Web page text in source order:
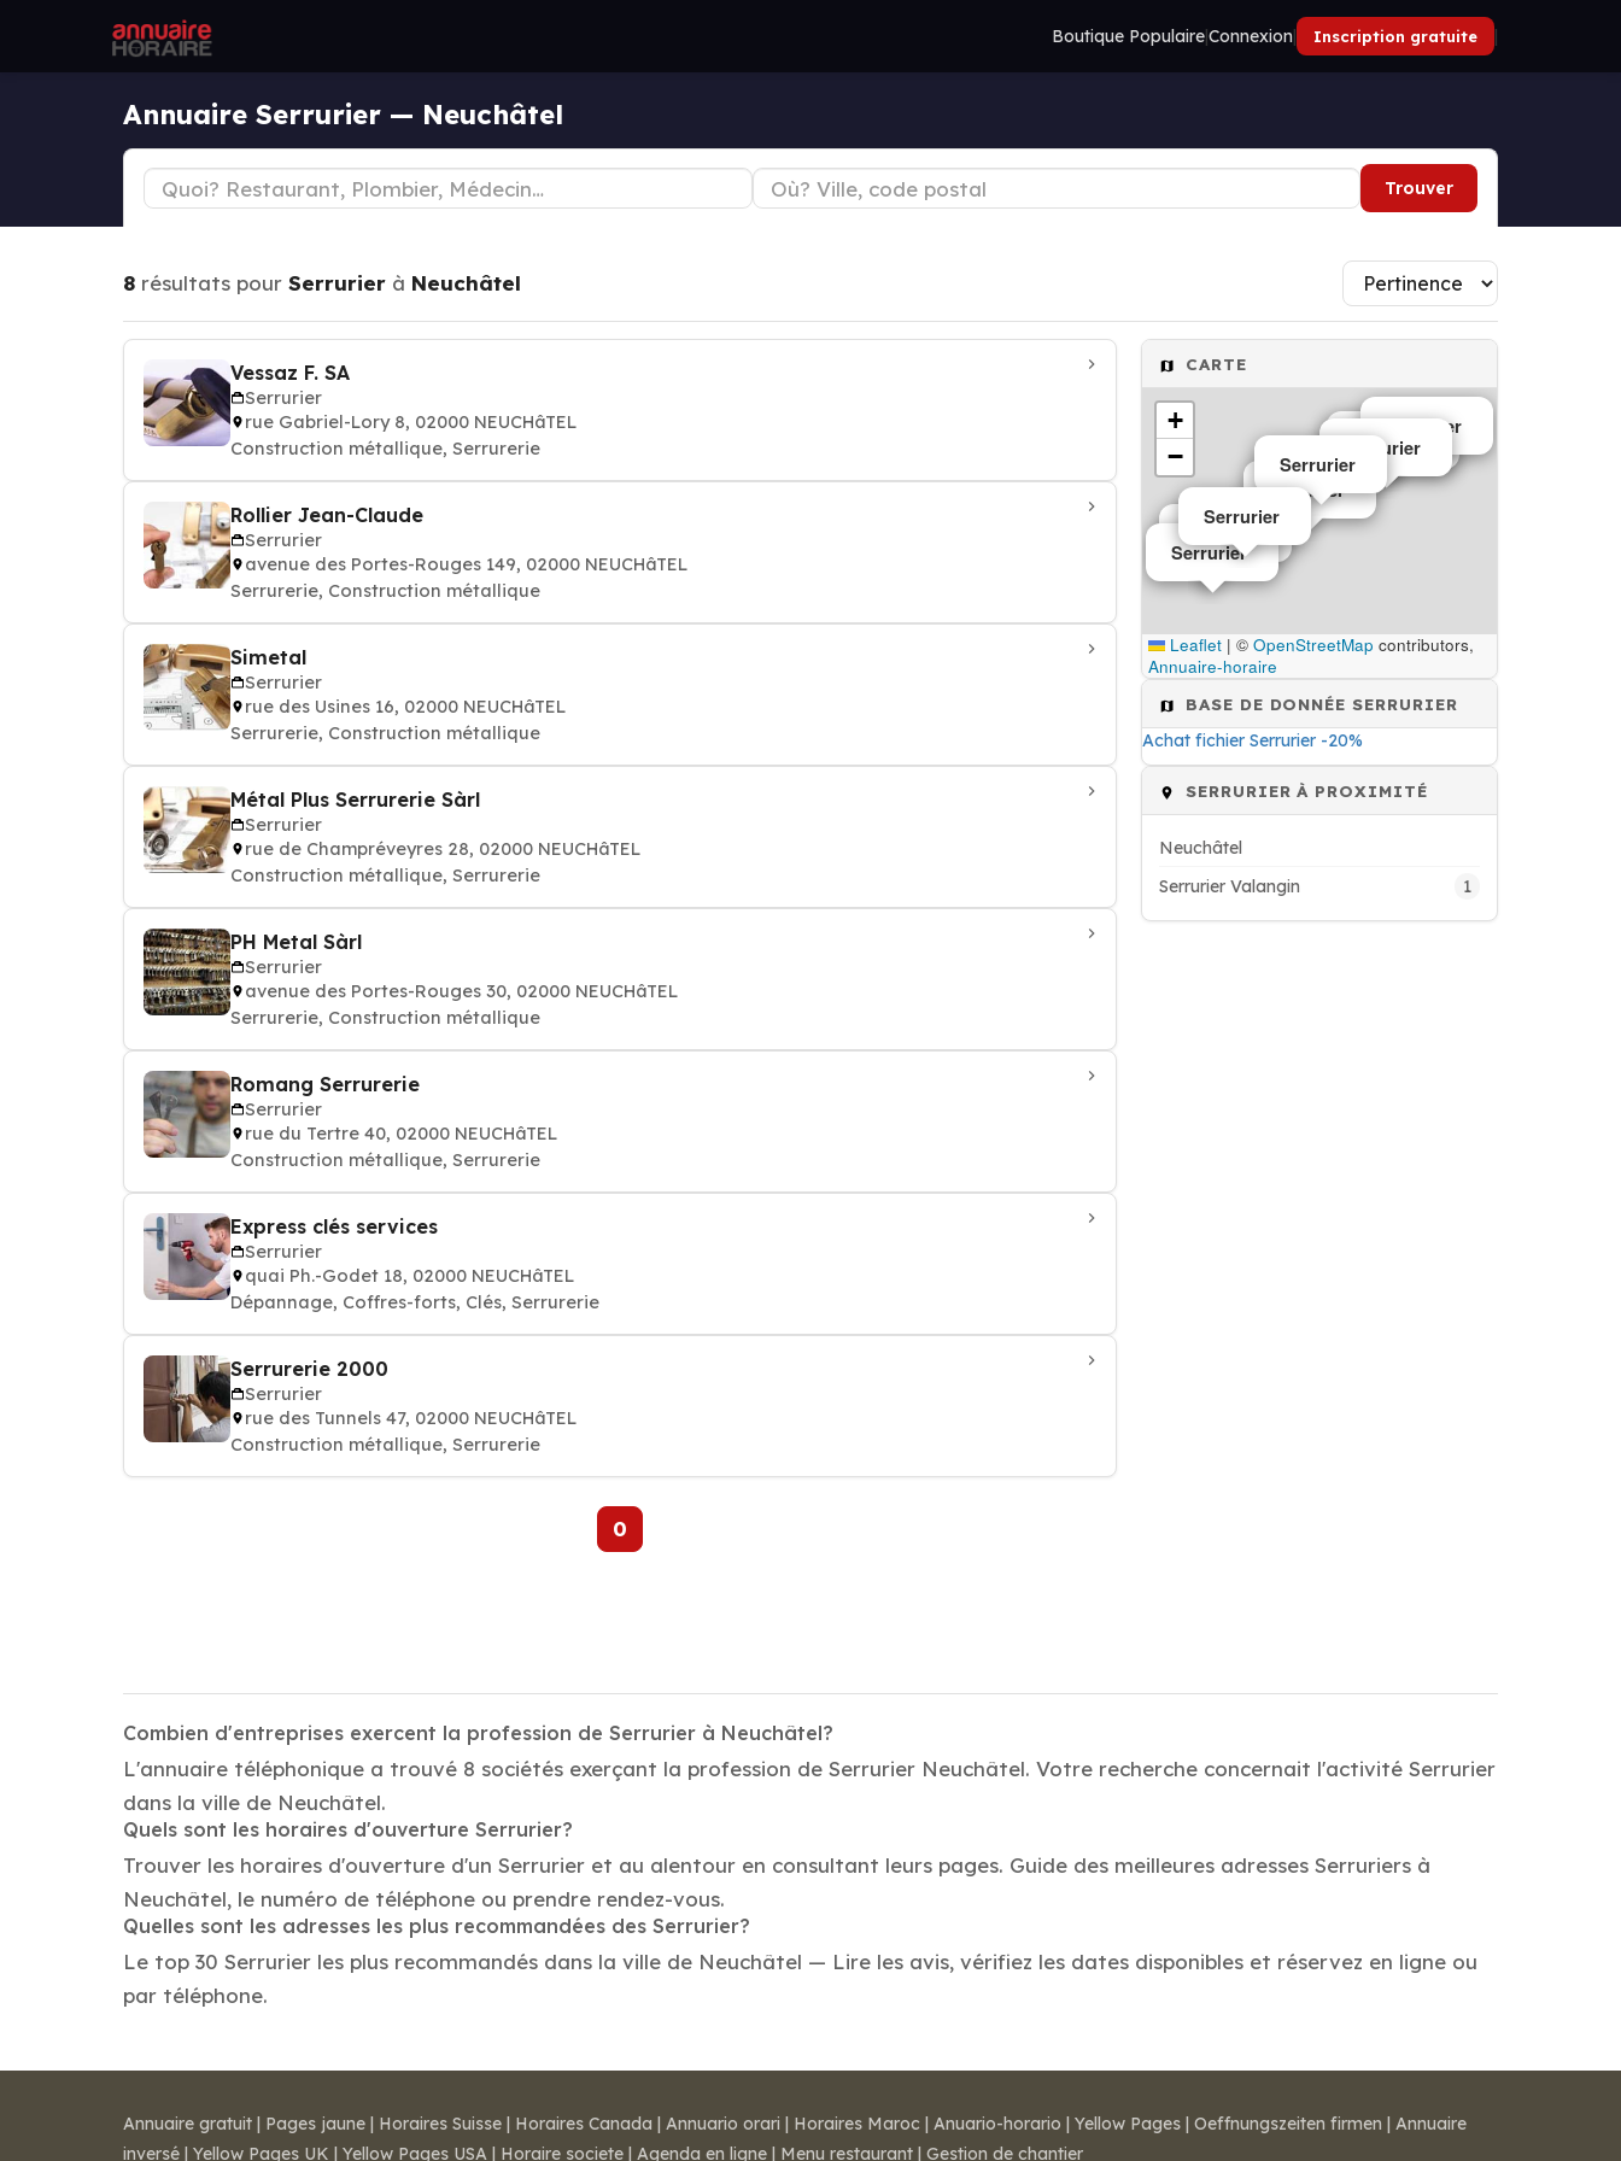
Boutique Populaire|Connexion| Inscription gratuite |
Annuaire Serrurier — Neuchâtel
Trouver
8 résultats pour Serrurier à Neuchâtel
Vessaz F. SA
Serrurier
rue Gabriel-Lory 8, 02000 NEUCHâTEL
Construction métallique, Serrurerie
Rollier Jean-Claude
Serrurier
avenue des Portes-Rouges 149, 02000 NEUCHâTEL
Serrurerie, Construction métallique
Simetal
Serrurier
rue des Usines 16, 02000 NEUCHâTEL
Serrurerie, Construction métallique
Métal Plus Serrurerie Sàrl
Serrurier
rue de Champréveyres 28, 02000 NEUCHâTEL
Construction métallique, Serrurerie
PH Metal Sàrl
Serrurier
avenue des Portes-Rouges 30, 02000 NEUCHâTEL
Serrurerie, Construction métallique
Romang Serrurerie
Serrurier
rue du Tertre 40, 02000 NEUCHâTEL
Construction métallique, Serrurerie
Express clés services
Serrurier
quai Ph.-Godet 18, 02000 NEUCHâTEL
Dépannage, Coffres-forts, Clés, Serrurerie
Serrurerie 2000
Serrurier
rue des Tunnels 47, 02000 NEUCHâTEL
Construction métallique, Serrurerie
0
CARTE
Serrurier
Serrurier
Serrurier
Serrurier
Serrurier
Serrurier
Serrurier
+
−
Leaflet | © OpenStreetMap contributors,
Annuaire-horaire
BASE DE DONNÉE SERRURIER
Achat fichier Serrurier -20%
SERRURIER À PROXIMITÉ
Neuchâtel
Serrurier Valangin
1
Combien d'entreprises exercent la profession de Serrurier à Neuchâtel?
L'annuaire téléphonique a trouvé 8 sociétés exerçant la profession de Serrurier Neuchâtel. Votre recherche concernait l'activité Serrurier
dans la ville de Neuchâtel.
Quels sont les horaires d'ouverture Serrurier?
Trouver les horaires d'ouverture d'un Serrurier et au alentour en consultant leurs pages. Guide des meilleures adresses Serruriers à
Neuchâtel, le numéro de téléphone ou prendre rendez-vous.
Quelles sont les adresses les plus recommandées des Serrurier?
Le top 30 Serrurier les plus recommandés dans la ville de Neuchâtel — Lire les avis, vérifiez les dates disponibles et réservez en ligne ou
par téléphone.
Annuaire gratuit | Pages jaune | Horaires Suisse | Horaires Canada | Annuario orari | Horaires Maroc | Anuario-horario | Yellow Pages | Oeffnungszeiten firmen | Annuaire
inversé | Yellow Pages UK | Yellow Pages USA | Horaire societe | Agenda en ligne | Menu restaurant | Gestion de chantier